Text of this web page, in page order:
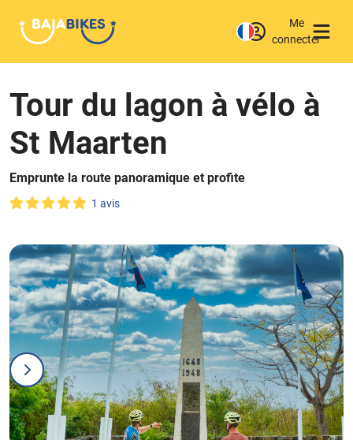
Me
connecter
Tour du lagon à vélo à
St Maarten
Emprunte la route panoramique et profite
1 avis